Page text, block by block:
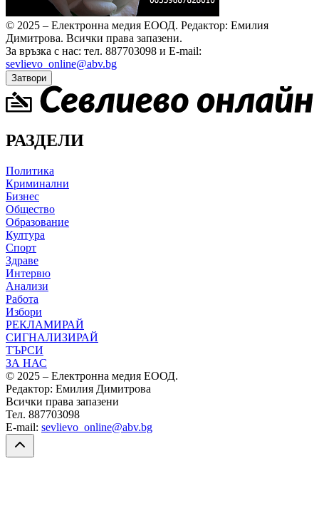
© 2025 – Електронна медия ЕООД. Редактор: Емилия
Димитрова. Всички права запазени.
За връзка с нас: тел. 887703098 и E-mail:
sevlievo_online@abv.bg
Затвори
РАЗДЕЛИ
Политика
Криминални
Бизнес
Общество
Образование
Култура
Спорт
Здраве
Интервю
Анализи
Работа
Избори
РЕКЛАМИРАЙ
СИГНАЛИЗИРАЙ
ТЪРСИ
ЗА НАС
© 2025 – Електронна медия ЕООД.
Редактор: Емилия Димитрова
Всички права запазени
Тел. 887703098
E-mail: sevlievo_online@abv.bg